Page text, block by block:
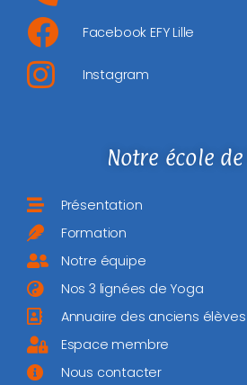
Facebook EFY Lille
Instagram
Notre école de
Présentation
Formation
Notre équipe
Nos 3 lignées de Yoga
Annuaire des anciens élèves
Espace membre
Nous contacter